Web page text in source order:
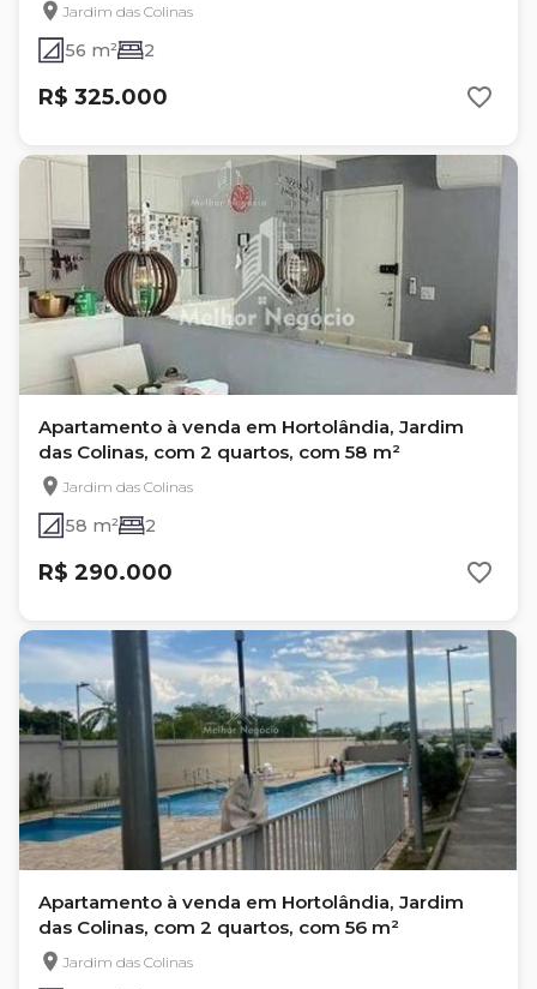
Jardim das Colinas
56 m² 2
R$ 325.000
Apartamento à venda em Hortolândia, Jardim
das Colinas, com 2 quartos, com 58 m²
Jardim das Colinas
58 m² 2
R$ 290.000
Apartamento à venda em Hortolândia, Jardim
das Colinas, com 2 quartos, com 56 m²
Jardim das Colinas